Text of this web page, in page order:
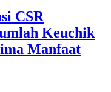
CSR
Keuchik
Manfaat